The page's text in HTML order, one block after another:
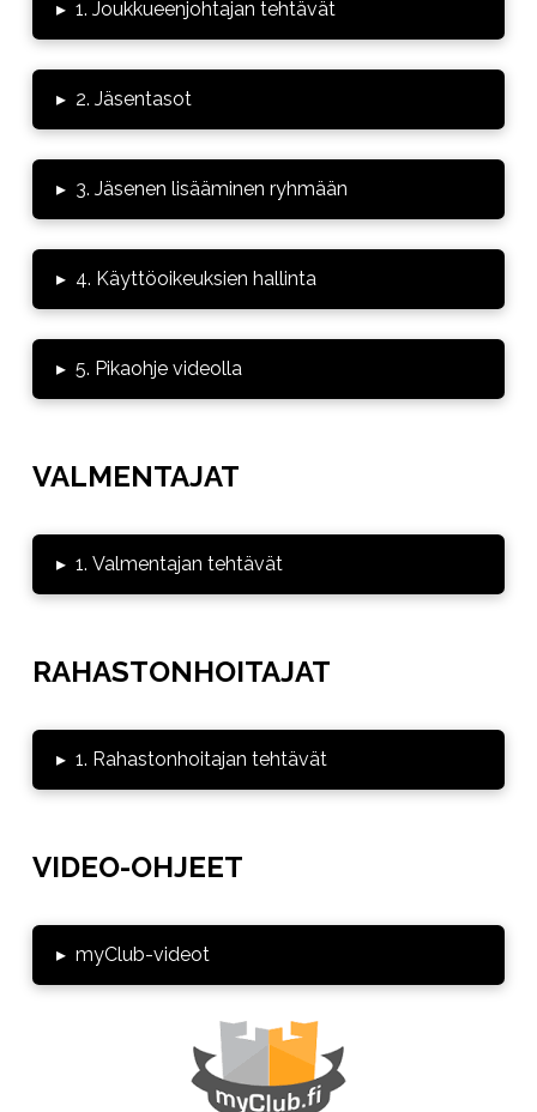
▸ 1. Joukkueenjohtajan tehtävät
▸ 2. Jäsentasot
▸ 3. Jäsenen lisääminen ryhmään
▸ 4. Käyttöoikeuksien hallinta
▸ 5. Pikaohje videolla
VALMENTAJAT
▸ 1. Valmentajan tehtävät
RAHASTONHOITAJAT
▸ 1. Rahastonhoitajan tehtävät
VIDEO-OHJEET
▸ myClub-videot